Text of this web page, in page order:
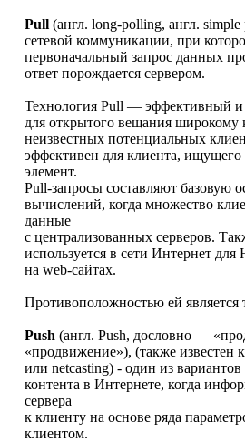
Pull (англ. long-polling, англ.
сетевой коммуникации, при
первоначальный запрос данных
ответ порождается сервером.
Технология Pull — эффективный
для открытого вещания широкому
неизвестных потенциальных
эффективен для клиента,
элемент.
Pull-запросы составляют базовую
вычислений, когда множество
данные
с централизованных серверов.
используется в сети Интернет для
на web-сайтах.
Противоположностью ей является
Push (англ. Push, дословно —
«продвижение»), (также известен
или netcasting) - один из вариантов
контента в Интернете, когда
сервера
к клиенту на основе ряда
клиентом.